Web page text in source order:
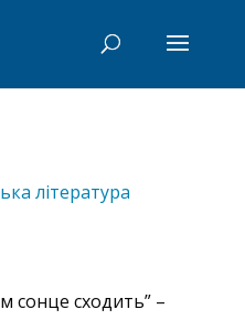
література
сонце сходить” –